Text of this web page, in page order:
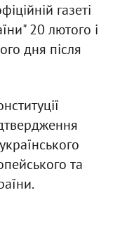
газеті
20 лютого і
дня після
та